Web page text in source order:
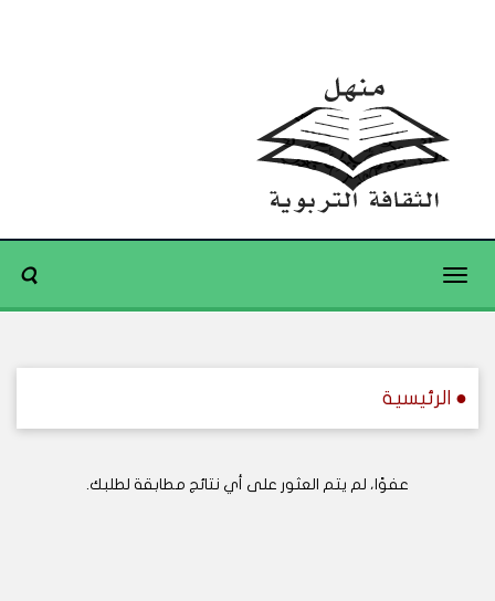
Toggle
● الرئيسية
عفوًا، لم يتم العثور على أي نتائج مطابقة لطلبك.